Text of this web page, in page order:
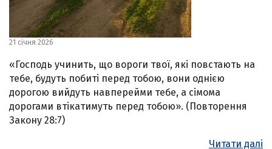
21 січня 2026
«Господь учинить, що вороги твої, які повстають на
тебе, будуть побиті перед тобою, вони однією
дорогою вийдуть навперейми тебе, а сімома
дорогами втікатимуть перед тобою». (Повторення
Закону 28:7)
Читати далі